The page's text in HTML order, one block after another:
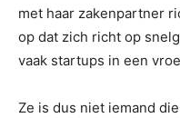
met haar zakenpartner
op dat zich richt op
vaak startups in een
Ze is dus niet iemand